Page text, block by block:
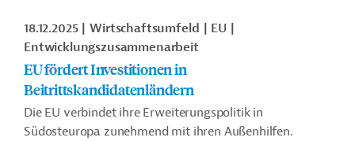
18.12.2025 Wirtschaftsumfeld
EU
Entwicklungszusammenarbeit
EU fördert Investitionen in
Beitrittskandidatenländern
Die EU verbindet ihre Erweiterungspolitik in
Südosteuropa zunehmend mit ihren Außenhilfen.